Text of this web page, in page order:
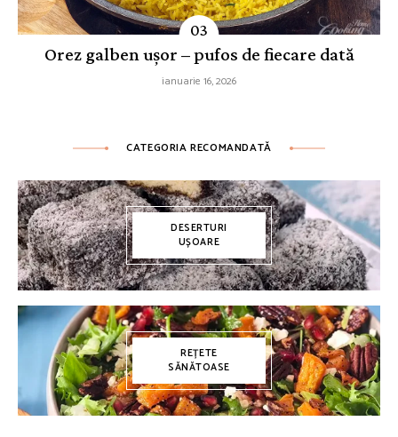
Orez galben ușor – pufos de fiecare dată
ianuarie 16, 2026
CATEGORIA RECOMANDATĂ
DESERTURI
UȘOARE
REȚETE
SĂNĂTOASE